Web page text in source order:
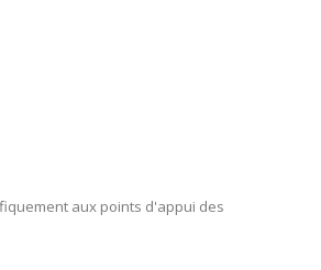
aux points d'appui des